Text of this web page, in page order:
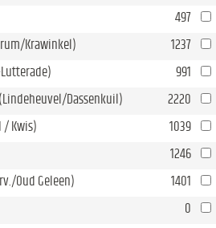
497
Krawinkel)
1237
991
Dassenkuil)
2220
/ Kwis)
1039
1246
Oud Geleen)
1401
0